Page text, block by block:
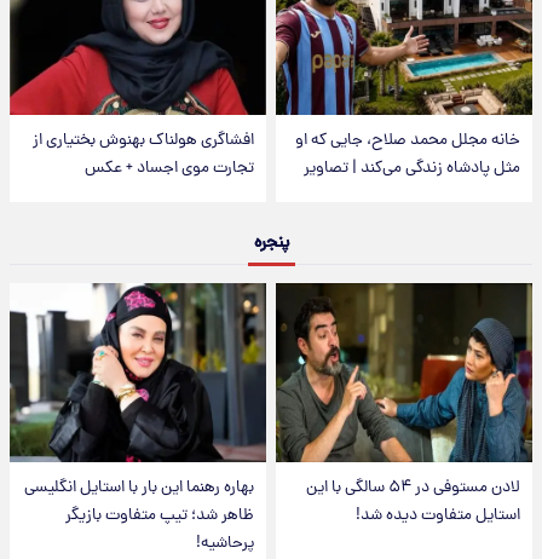
خانه مجلل محمد صلاح، جایی که او
مثل پادشاه زندگی می‌کند | تصاویر
افشاگری هولناک بهنوش بختیاری از
تجارت موی اجساد + عکس
پنجره
لادن مستوفی در ۵۴ سالگی با این
استایل متفاوت دیده شد!
بهاره رهنما این بار با استایل انگلیسی
ظاهر شد؛ تیپ متفاوت بازیگر
پرحاشیه!